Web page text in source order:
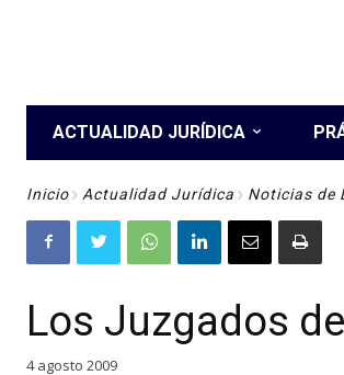
ACTUALIDAD JURÍDICA
Inicio Actualidad Jurídica Noticias de
Los Juzgados
4 agosto 2009